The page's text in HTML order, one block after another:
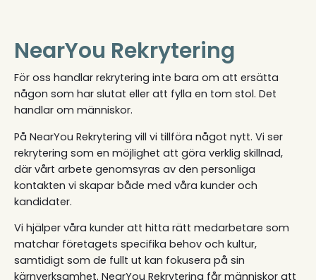
NearYou Rekrytering
För oss handlar rekrytering inte bara om att ersätta
någon som har slutat eller att fylla en tom stol. Det
handlar om människor.
På NearYou Rekrytering vill vi tillföra något nytt. Vi ser
rekrytering som en möjlighet att göra verklig skillnad,
där vårt arbete genomsyras av den personliga
kontakten vi skapar både med våra kunder och
kandidater.
Vi hjälper våra kunder att hitta rätt medarbetare som
matchar företagets specifika behov och kultur,
samtidigt som de fullt ut kan fokusera på sin
kärnverksamhet. NearYou Rekrytering får människor att